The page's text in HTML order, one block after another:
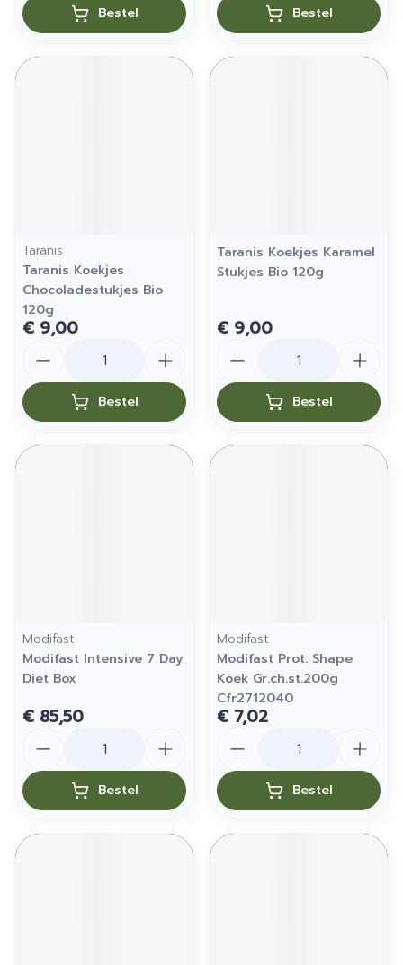
Bestel Bestel
Taranis
Taranis Koekjes
Chocoladestukjes Bio
120g
€ 9,00
Bestel
Taranis Koekjes Karamel
Stukjes Bio 120g
€ 9,00
Bestel
Modifast
Modifast Intensive 7 Day
Diet Box
€ 85,50
Bestel
Modifast
Modifast Prot. Shape
Koek Gr.ch.st.200g
Cfr2712040
€ 7,02
Bestel